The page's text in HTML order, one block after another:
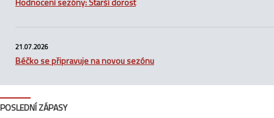
21.07.2026
Béčko se připravuje na novou sezónu
POSLEDNÍ ZÁPASY